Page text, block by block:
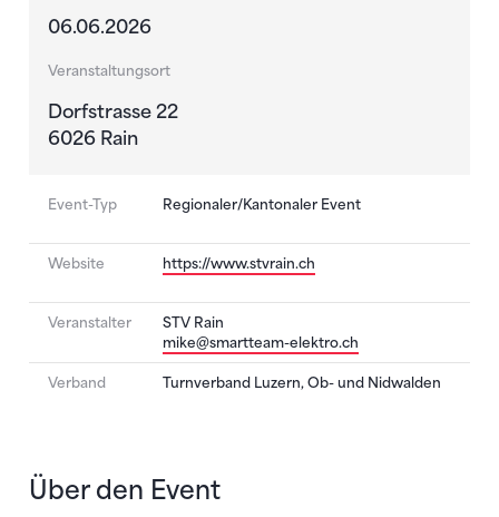
06.06.2026
Veranstaltungsort
Dorfstrasse 22
6026 Rain
Event-Typ Regionaler/Kantonaler Event
Website https://www.stvrain.ch
Veranstalter
STV Rain
mike@smartteam-elektro.ch
Verband Turnverband Luzern, Ob- und Nidwalden
Über den Event